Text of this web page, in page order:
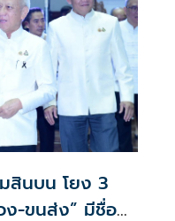
นบน โยง 3
ง-ขนส่ง” มีชื่อ